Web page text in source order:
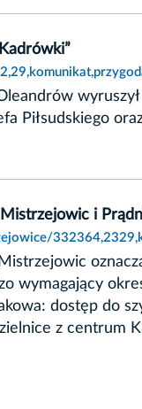
Piłsudskiego
i
wymagający
dostęp do
z centrum